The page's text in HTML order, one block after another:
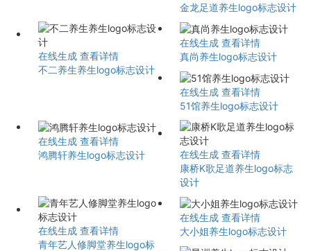
金龙足道养生logo标志设计
在线生成 查看详情
不二养生养生logo标志设计
在线生成 查看详情
真尚养生logo标志设计
在线生成 查看详情
51馆养生logo标志设计
在线生成 查看详情
鸿腾轩养生logo标志设计
在线生成 查看详情
康桥K歌足道养生logo标志
设计
在线生成 查看详情
青年艺人修脚堂养生logo标
在线生成 查看详情
大小姐养生logo标志设计